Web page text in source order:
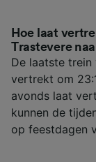
Hoe laat
Trastevere
De laatste trein
vertrekt om
avonds laat
kunnen de
op feestdagen